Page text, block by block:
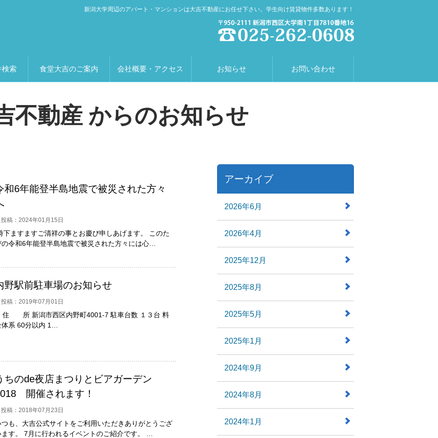
新潟大学周辺のアパート・マンションは大吉不動産にお任せ下さい。学生向け賃貸物件多数あります！
検索 食堂大吉のご案内 会社概要・アクセス お知らせ お問い合わせ
不動産 からのお知らせ
和6年能登半島地震で被災された方々
投稿：2024年01月15日
下ますますご清祥の事とお慶び申しあげます。 このた
の令和6年能登半島地震で被災された方々には心…
野駅前駐車場のお知らせ
投稿：2019年07月01日
所 新潟市西区内野町4001-7 駐車台数 １３台 料
体系 60分以内 1…
ちのde夜店まつりとビアガーデン
開催されます！
投稿：2018年07月23日
つも、大吉公式サイトをご利用いただきありがとうござ
ます。 7月に行われるイベントのご紹介です。 …
アーカイブ
2026年6月
2026年4月
2025年12月
2025年8月
2025年5月
2025年1月
2024年9月
2024年8月
2024年1月